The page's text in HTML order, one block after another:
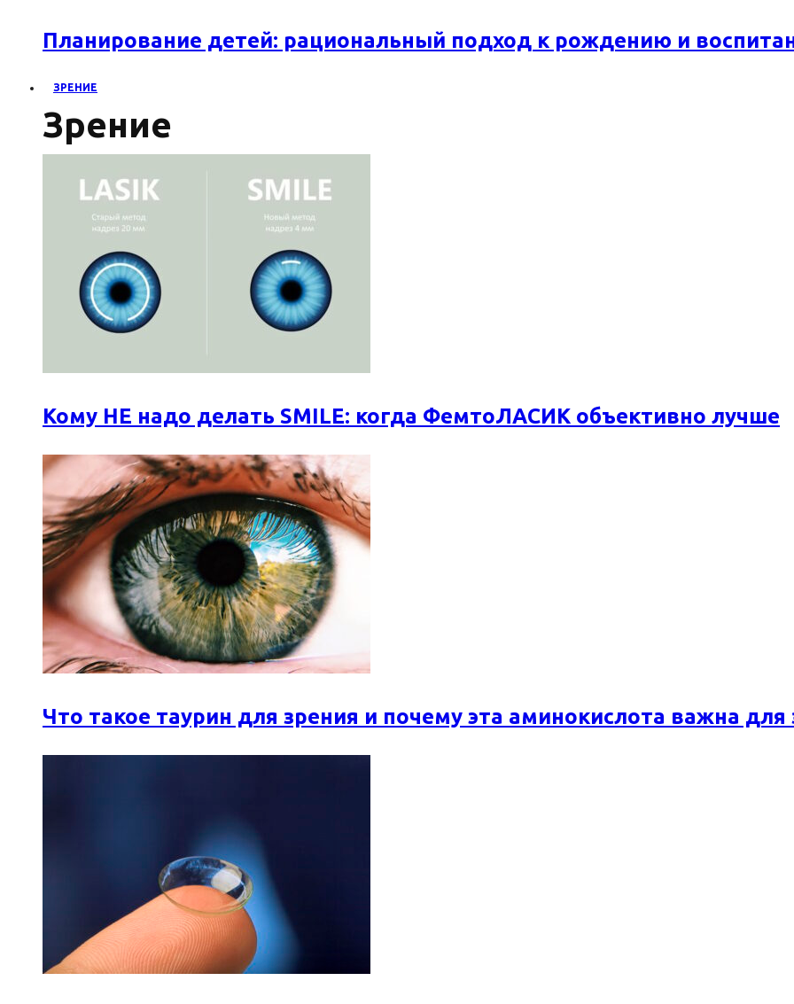
Планирование детей: рациональный подход к рождению и
ЗРЕНИЕ
Зрение
Кому НЕ надо делать SMILE: когда ФемтоЛАСИК объективно лучше
Что такое таурин для зрения и почему эта аминокислота важна для